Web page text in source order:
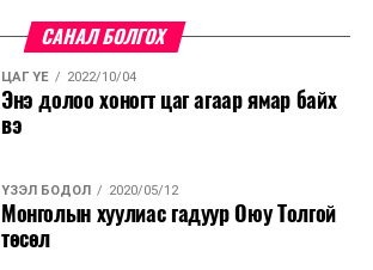
САНАЛ БОЛГОХ
ЦАГ ҮЕ 2022/10/04
Энэ долоо хоногт цаг агаар ямар байх
вэ
ҮЗЭЛ БОДОЛ 2020/05/12
Монголын хуулиас гадуур Оюу Толгой
төсөл